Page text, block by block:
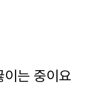
는 중이요